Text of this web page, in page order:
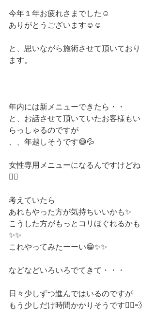
今年１年お疲れさまでした☺️
ありがとうございます☺️☺️
と、思いながら施術させて頂いており
ます。
年内には新メニューできたら・・
と、お話させて頂いていたお客様もい
らっしゃるのですが
、、年越しそうです😅💦
女性専用メニューになるんですけどね
💁‍♀️
考えていたら
あれもやった方が気持ちいいかも✨
こうした方がもっとコリほぐれるかも
✨✨
これやってみたーーい😁✨✨
などなどいろいろでてきて・・・
日々少しずつ進んではいるのですが
もう少しだけ時間かかりそうです🙇‍♀️💨